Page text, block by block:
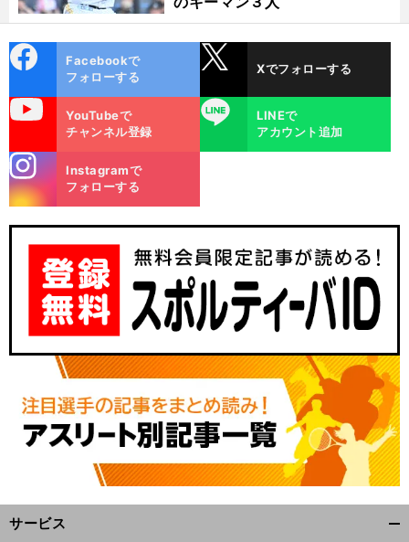
、
！
・
・
ok
Facebookで
フォローする
Xでフォローする
YouTubeで
チャンネル登録
LINE
LINEで
アカウント追加
m
Instagramで
フォローする
サービス